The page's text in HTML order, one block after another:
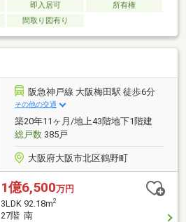
即入居可
所有権
間取り図有り
阪急神戸線 大阪梅田駅 徒歩6分
その他の交通
築20年11ヶ月/地上43階地下1階建
総戸数385戸
大阪府大阪市北区鶴野町
1億6,500万円
3LDK 92.18m2
27階 南